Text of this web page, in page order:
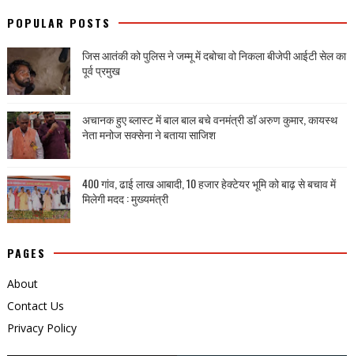
POPULAR POSTS
जिस आतंकी को पुलिस ने जम्मू में दबोचा वो निकला बीजेपी आईटी सेल का
पूर्व प्रमुख
अचानक हुए ब्लास्ट में बाल बाल बचे वनमंत्री डॉ अरुण कुमार, कायस्थ
नेता मनोज सक्सेना ने बताया साजिश
400 गांव, ढाई लाख आबादी, 10 हजार हेक्टेयर भूमि को बाढ़ से बचाव में
मिलेगी मदद : मुख्यमंत्री
PAGES
About
Contact Us
Privacy Policy